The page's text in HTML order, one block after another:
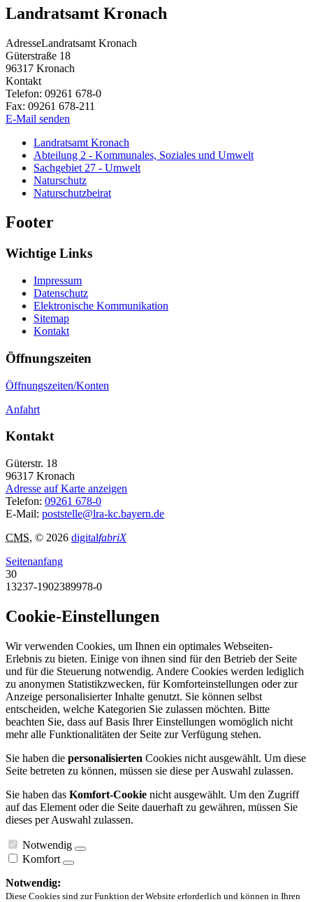
Landratsamt Kronach
AdresseLandratsamt Kronach
Güterstraße 18
96317 Kronach
Kontakt
Telefon: 09261 678-0
Fax: 09261 678-211
E-Mail senden
Landratsamt Kronach
Abteilung 2 - Kommunales, Soziales und Umwelt
Sachgebiet 27 - Umwelt
Naturschutz
Naturschutzbeirat
Footer
Wichtige Links
Impressum
Datenschutz
Elektronische Kommunikation
Sitemap
Kontakt
Öffnungszeiten
Öffnungszeiten/Konten
Anfahrt
Kontakt
Güterstr. 18
96317 Kronach
Adresse auf Karte anzeigen
Telefon: 09261 678-0
E-Mail: poststelle@lra-kc.bayern.de
CMS, © 2026 digitalfabriX
Seitenanfang
30
13237-1902389978-0
Cookie-Einstellungen
Wir verwenden Cookies, um Ihnen ein optimales Webseiten-
Erlebnis zu bieten. Einige von ihnen sind für den Betrieb der Seite
und für die Steuerung notwendig. Andere Cookies werden lediglich
zu anonymen Statistikzwecken, für Komforteinstellungen oder zur
Anzeige personalisierter Inhalte genutzt. Sie können selbst
entscheiden, welche Kategorien Sie zulassen möchten. Bitte
beachten Sie, dass auf Basis Ihrer Einstellungen womöglich nicht
mehr alle Funktionalitäten der Seite zur Verfügung stehen.
Sie haben die personalisierten Cookies nicht ausgewählt. Um diese
Seite betreten zu können, müssen sie diese per Auswahl zulassen.
Sie haben das Komfort-Cookie nicht ausgewählt. Um den Zugriff
auf das Element oder die Seite dauerhaft zu gewähren, müssen Sie
dieses per Auswahl zulassen.
Notwendig
Komfort
Notwendig:
Diese Cookies sind zur Funktion der Website erforderlich und können in Ihren